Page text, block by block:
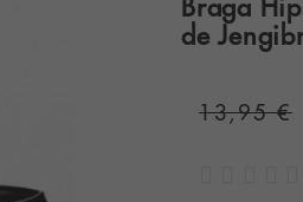
de
13,95 €